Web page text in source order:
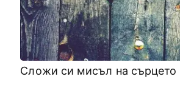
Сложи си мисъл на сърцето